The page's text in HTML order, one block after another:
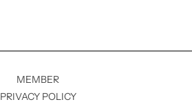
MEMBER
PRIVACY POLICY